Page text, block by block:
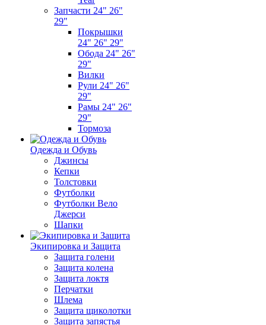
Запчасти 24" 26"
29"
Покрышки
24" 26" 29"
Обода 24" 26"
29"
Вилки
Рули 24" 26"
29"
Рамы 24" 26"
29"
Тормоза
Одежда и Обувь
Джинсы
Кепки
Толстовки
Футболки
Футболки Вело
Джерси
Шапки
Экипировка и Защита
Защита голени
Защита колена
Защита локтя
Перчатки
Шлема
Защита щиколотки
Защита запястья